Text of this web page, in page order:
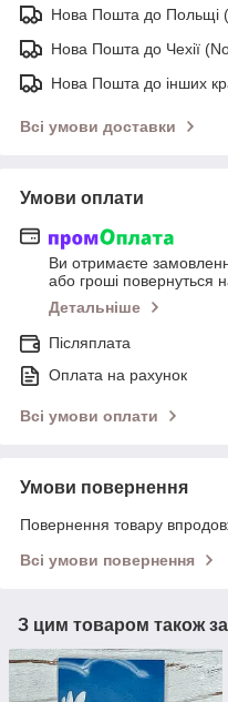
Нова Пошта до Польщі
Нова Пошта до Чехії
Нова Пошта до інших
Всі умови доставки
Умови оплати
Ви отримаєте
або гроші повернуться
Детальніше
Післяплата
Оплата на рахунок
Всі умови оплати
Умови повернення
Повернення товару
Всі умови повернення
З цим товаром також